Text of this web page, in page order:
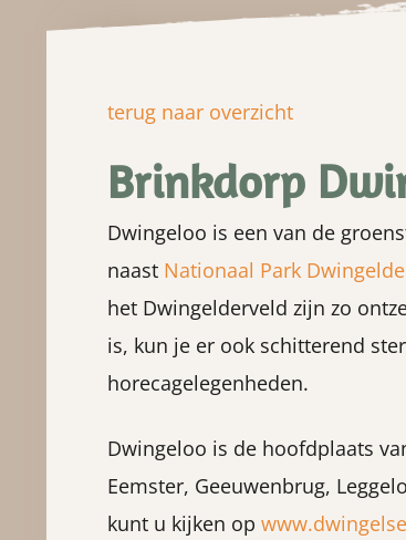
terug naar overzicht
Brinkdorp
Dwingeloo is een van de
naast Nationaal Park
het Dwingelderveld zijn zo
is, kun je er ook schitterend
horecagelegenheden.
Dwingeloo is de hoofdplaats
Eemster, Geeuwenbrug,
kunt u kijken op